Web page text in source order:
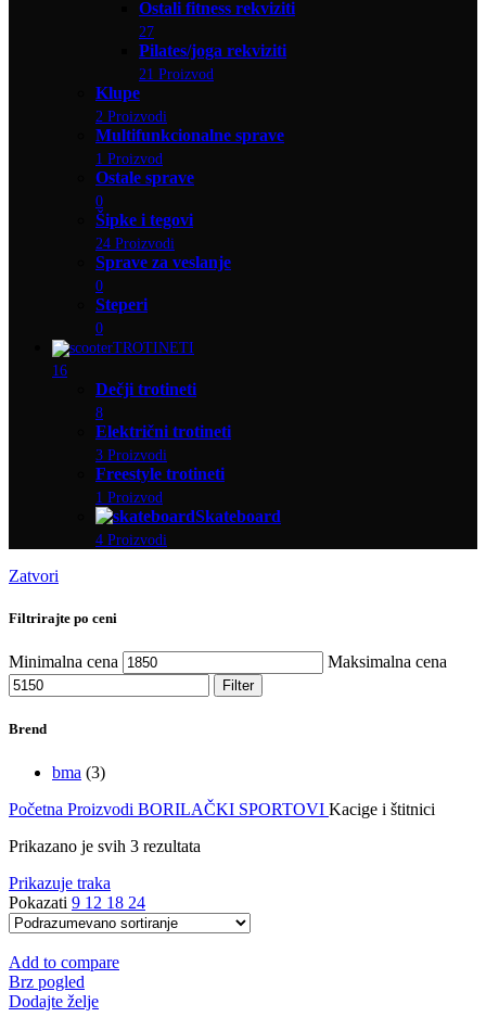
Ostali fitness rekviziti
27
Pilates/joga rekviziti
21 Proizvod
Klupe
2 Proizvodi
Multifunkcionalne sprave
1 Proizvod
Ostale sprave
0
Šipke i tegovi
24 Proizvodi
Sprave za veslanje
0
Steperi
0
TROTINETI
16
Dečji trotineti
8
Električni trotineti
3 Proizvodi
Freestyle trotineti
1 Proizvod
Skateboard
4 Proizvodi
Zatvori
Filtrirajte po ceni
Minimalna cena Maksimalna cena
Filter
Brend
bma (3)
Početna Proizvodi BORILAČKI SPORTOVI Kacige i štitnici
Prikazano je svih 3 rezultata
Prikazuje traka
Pokazati 9 12 18 24
Add to compare
Brz pogled
Dodajte želje